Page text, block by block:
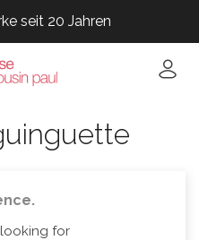
seit 20 Jahren
seit 20 Jahren
seit 20 Jahren
for